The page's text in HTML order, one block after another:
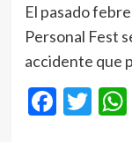
El pasado
Personal Fest
accidente que